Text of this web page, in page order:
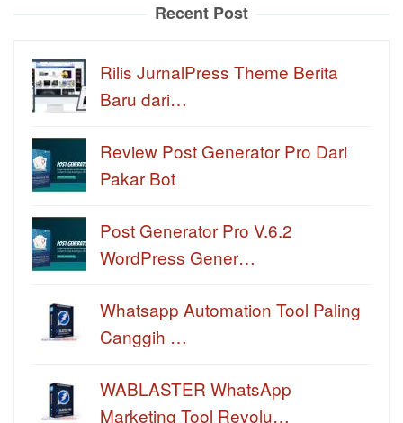
Recent Post
Rilis JurnalPress Theme Berita
Baru dari…
Review Post Generator Pro Dari
Pakar Bot
Post Generator Pro V.6.2
WordPress Gener…
Whatsapp Automation Tool Paling
Canggih …
WABLASTER WhatsApp
Marketing Tool Revolu…